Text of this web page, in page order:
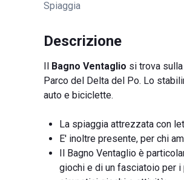
Spiaggia
Descrizione
Il Bagno Ventaglio si trova sulla
Parco del Delta del Po. Lo
auto e biciclette.
La spiaggia attrezzata con
E' inoltre presente, per chi
Il Bagno Ventaglio è
giochi e di un fasciatoio per